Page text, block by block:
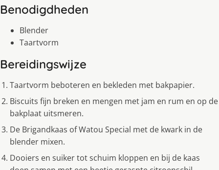
Benodigdheden
Blender
Taartvorm
Bereidingswijze
Taartvorm beboteren en bekleden met bakpapier.
Biscuits fijn breken en mengen met jam en rum en op de
bakplaat uitsmeren.
De Brigandkaas of Watou Special met de kwark in de
blender mixen.
Dooiers en suiker tot schuim kloppen en bij de kaas